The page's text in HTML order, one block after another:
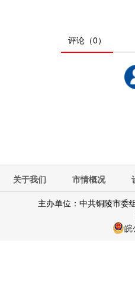
评论 （0）
关于我们 市情概况
主办单位：中共铜陵市委
皖